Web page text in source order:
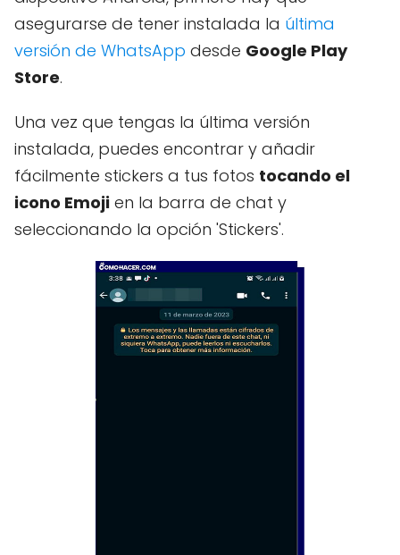
asegurarse de tener instalada la última
versión de WhatsApp desde Google Play
Store.
Una vez que tengas la última versión
instalada, puedes encontrar y añadir
fácilmente stickers a tus fotos tocando el
icono Emoji en la barra de chat y
seleccionando la opción 'Stickers'.